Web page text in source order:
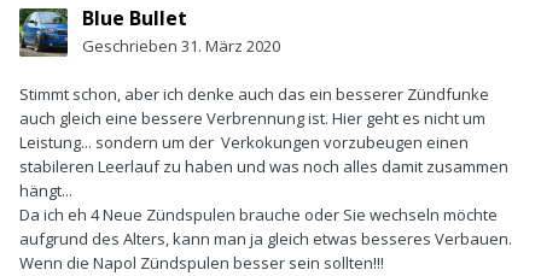
Blue Bullet
Geschrieben 31. März 2020
Stimmt schon, aber ich denke auch das ein besserer Zündfunke
auch gleich eine bessere Verbrennung ist. Hier geht es nicht um
Leistung... sondern um der Verkokungen vorzubeugen einen
stabileren Leerlauf zu haben und was noch alles damit zusammen
hängt...
Da ich eh 4 Neue Zündspulen brauche oder Sie wechseln möchte
aufgrund des Alters, kann man ja gleich etwas besseres Verbauen.
Wenn die Napol Zündspulen besser sein sollten!!!